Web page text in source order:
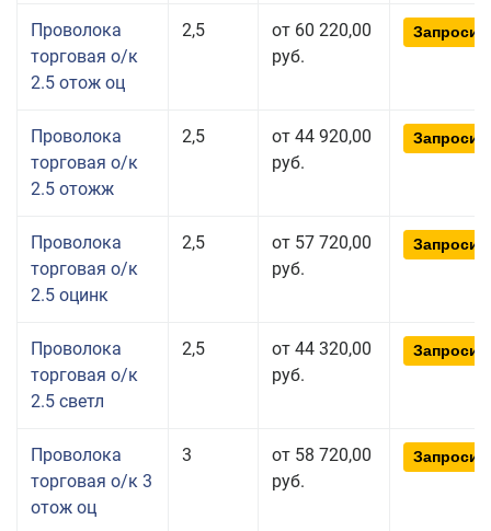
Проволока
торговая о/к
2.5 отож оц
2,5
от 60 220,00
руб.
Проволока
торговая о/к
2.5 отожж
2,5
от 44 920,00
руб.
Проволока
торговая о/к
2.5 оцинк
2,5
от 57 720,00
руб.
Проволока
торговая о/к
2.5 светл
2,5
от 44 320,00
руб.
Проволока
торговая о/к 3
отож оц
3
от 58 720,00
руб.